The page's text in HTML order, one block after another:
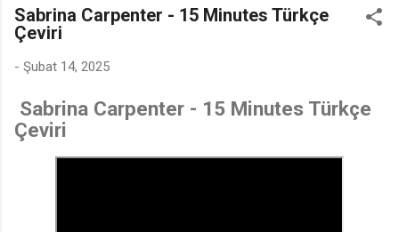
Sabrina Carpenter - 15 Minutes Türkçe
Çeviri
- Şubat 14, 2025
Sabrina Carpenter - 15 Minutes Türkçe
Çeviri